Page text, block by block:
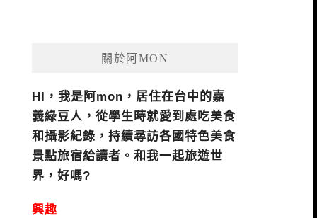
關於阿MON
HI，我是阿mon，居住在台中的嘉
義綠豆人，從學生時就愛到處吃美食
和攝影紀錄，持續尋訪各國特色美食
景點旅宿給讀者。和我一起旅遊世
界，好嗎?
興趣